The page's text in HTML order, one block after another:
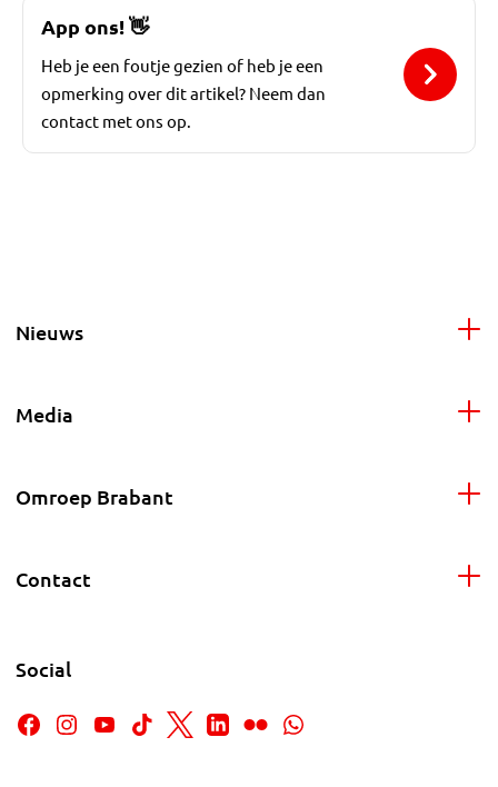
App ons!👋
Heb je een foutje gezien of heb je een
opmerking over dit artikel? Neem dan
contact met ons op.
Nieuws
Media
Omroep Brabant
Contact
Social